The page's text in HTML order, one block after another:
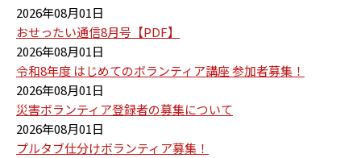
2026年08月01日
おせったい通信8月号【PDF】
2026年08月01日
令和8年度 はじめてのボランティア講座 参加者募集！
2026年08月01日
災害ボランティア登録者の募集について
2026年08月01日
プルタブ仕分けボランティア募集！